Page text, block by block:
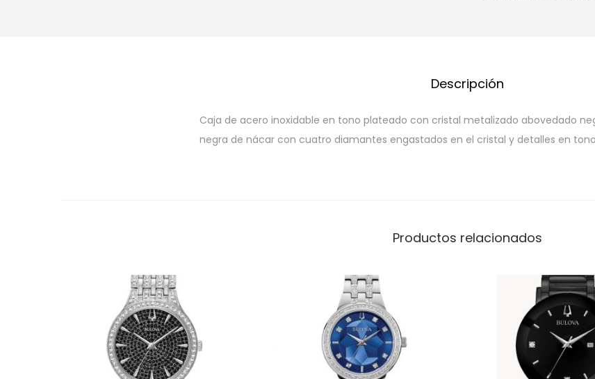
Descripción
Caja de acero inoxidable en tono plateado con cristal metalizado abovedado
negra de nácar con cuatro diamantes engastados en el cristal y detalles en
Productos relacionados